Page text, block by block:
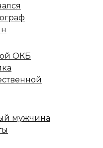
ОКБ
мужчина